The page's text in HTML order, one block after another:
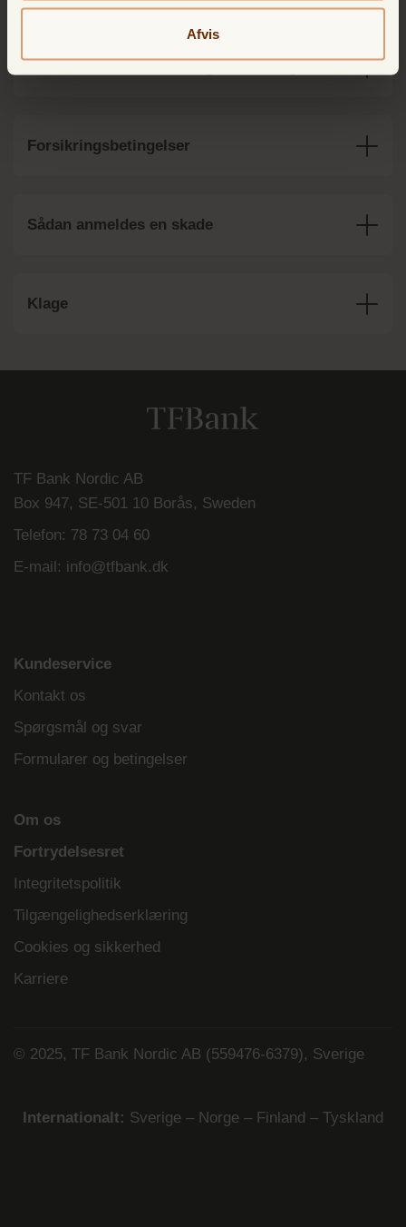
Afvis
Information om forsikringsformidling
Forsikringsbetingelser
Sådan anmeldes en skade
Klage
TF Bank Nordic AB
Box 947, SE-501 10 Borås, Sweden
Telefon: 78 73 04 60
E-mail: info@tfbank.dk
Kundeservice
Kontakt os
Spørgsmål og svar
Formularer og betingelser
Om os
Fortrydelsesret
Integritetspolitik
Tilgængelighedserklæring
Cookies og sikkerhed
Karriere
© 2025, TF Bank Nordic AB (559476-6379), Sverige
Internationalt: Sverige – Norge – Finland – Tyskland